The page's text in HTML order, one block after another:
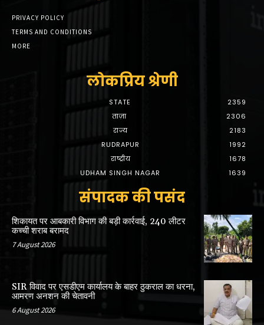
PRIVACY POLICY
TERMS AND CONDITIONS
MORE
लोकप्रिय श्रेणी
STATE
2359
ताज़ा
2306
राज्य
2183
RUDRAPUR
1992
राष्ट्रीय
1678
UDHAM SINGH NAGAR
1639
संपादक की पसंद
शिकायत पर आबकारी विभाग की बड़ी कार्रवाई, 240 लीटर
कच्ची शराब बरामद
7 August 2026
SIR विवाद पर एसडीएम कार्यालय के बाहर ठुकराल का धरना,
आमरण अनशन की चेतावनी
6 August 2026